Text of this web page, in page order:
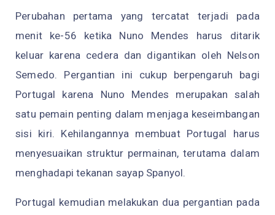
Perubahan pertama yang tercatat terjadi pada
menit ke-56 ketika Nuno Mendes harus ditarik
keluar karena cedera dan digantikan oleh Nelson
Semedo. Pergantian ini cukup berpengaruh bagi
Portugal karena Nuno Mendes merupakan salah
satu pemain penting dalam menjaga keseimbangan
sisi kiri. Kehilangannya membuat Portugal harus
menyesuaikan struktur permainan, terutama dalam
menghadapi tekanan sayap Spanyol.
Portugal kemudian melakukan dua pergantian pada